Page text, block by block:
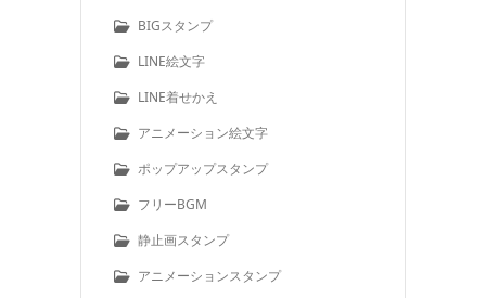
BIGスタンプ
LINE絵文字
LINE着せかえ
アニメーション絵文字
ポップアップスタンプ
フリーBGM
静止画スタンプ
アニメーションスタンプ